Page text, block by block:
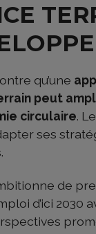
qu’une
peut
circulaire.
ses
de
d’ici 2030